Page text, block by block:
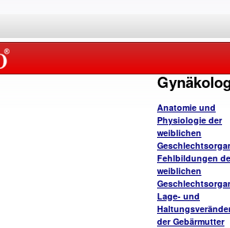
Anatomie und
Physiologie der
weiblichen
Fehlbildungen
weiblichen
Lage- und
der Gebärmutter